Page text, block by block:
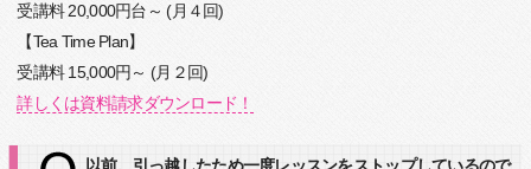
受講料 20,000円台～ (月４回)
【Tea Time Plan】
受講料 15,000円～ (月２回)
詳しくは資料請求ダウンロード！